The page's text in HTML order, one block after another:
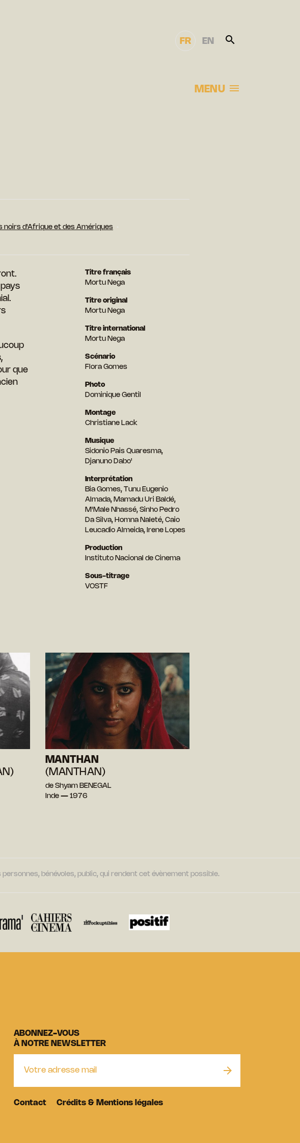
FR EN
MENU
noirs d'Afrique et des Amériques
que
Titre français
Mortu Nega
Titre original
Mortu Nega
Titre international
Mortu Nega
Scénario
Flora Gomes
Photo
Dominique Gentil
Montage
Christiane Lack
Musique
Sidonio Pais Quaresma,
Djanuno Dabo'
Interprétation
Bia Gomes, Tunu Eugenio
Almada, Mamadu Uri Baldé,
M'Male Nhassé, Sinho Pedro
Da Silva, Homna Naleté, Caio
Leucadio Almeida, Irene Lopes
Production
Instituto Nacional de Cinema
Sous-titrage
VOSTF
MANTHAN
(MANTHAN)
de Shyam BENEGAL
Inde — 1976
bénévoles, public, qui rendent cet évènement possible.
ABONNEZ-VOUS
À NOTRE NEWSLETTER
Contact Crédits & Mentions légales